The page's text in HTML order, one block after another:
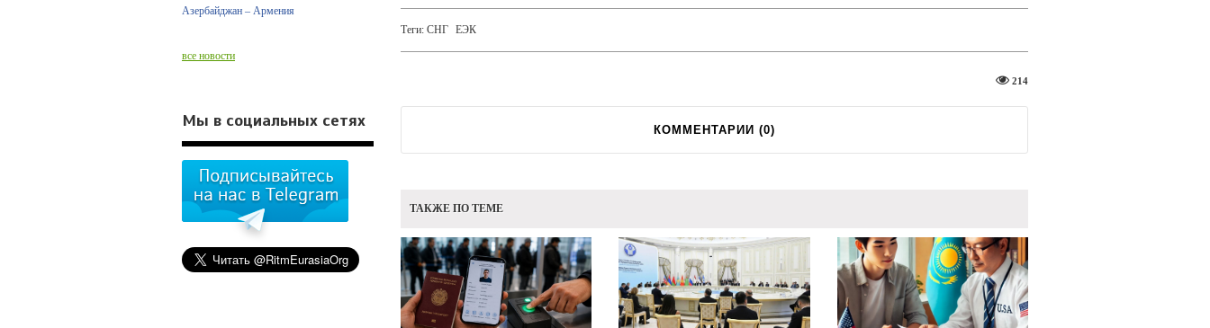
Теги: СНГ ЕЭК
214
КОММЕНТАРИИ (0)
ТАКЖЕ ПО ТЕМЕ
Азербайджан – Армения
все новости
Мы в социальных сетях